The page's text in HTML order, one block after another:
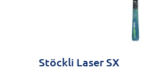
Stöckli Laser SX